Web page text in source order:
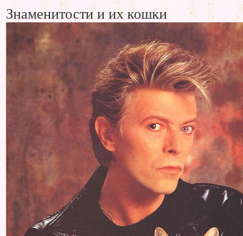
Знаменитости и их кошки